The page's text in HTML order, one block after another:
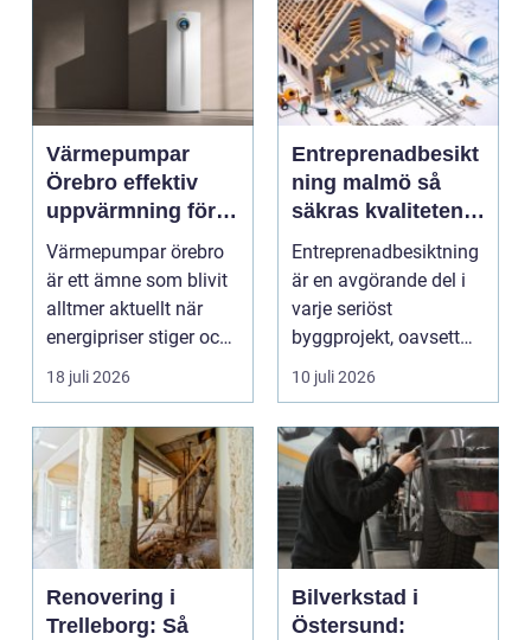
Värmepumpar
Örebro effektiv
uppvärmning för
hus och
fastigheter
Värmepumpar örebro
är ett ämne som blivit
alltmer aktuellt när
energipriser stiger och
fler vill sän...
18 juli 2026
Entreprenadbesikt
ning malmö så
säkras kvaliteten i
byggprojekt
Entreprenadbesiktning
är en avgörande del i
varje seriöst
byggprojekt, oavsett
om det handlar om en
10 juli 2026
Renovering i
Trelleborg: Så
Bilverkstad i
Östersund: